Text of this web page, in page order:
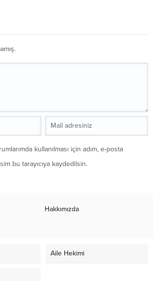
kullanılması için adım, e-posta
bu tarayıcıya kaydedilsin.
Hakkımızda
Aile Hekimi